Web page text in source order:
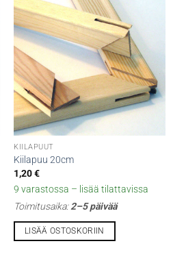
KIILAPUUT
Kiilapuu 20cm
1,20€
9 varastossa – lisää tilattavissa
Toimitusaika:2–5 päivää
LISÄÄ OSTOSKORIIN